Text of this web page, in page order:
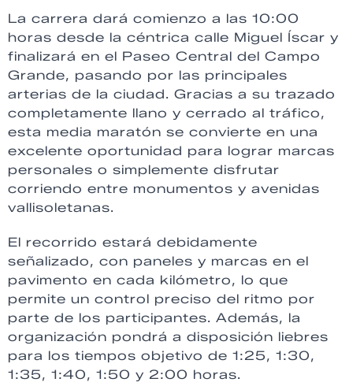
La carrera dará comienzo a las 10:00
horas desde la céntrica calle Miguel Íscar y
finalizará en el Paseo Central del Campo
Grande, pasando por las principales
arterias de la ciudad. Gracias a su trazado
completamente llano y cerrado al tráfico,
esta media maratón se convierte en una
excelente oportunidad para lograr marcas
personales o simplemente disfrutar
corriendo entre monumentos y avenidas
vallisoletanas.
El recorrido estará debidamente
señalizado, con paneles y marcas en el
pavimento en cada kilómetro, lo que
permite un control preciso del ritmo por
parte de los participantes. Además, la
organización pondrá a disposición liebres
para los tiempos objetivo de 1:25, 1:30,
1:35, 1:40, 1:50 y 2:00 horas.